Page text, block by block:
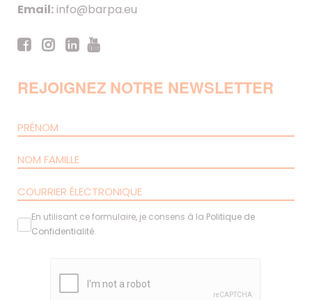
Email:info@barpa.eu
REJOIGNEZ NOTRE NEWSLETTER
En utilisant ce formulaire, je consens à la Politique de
Confidentialité.